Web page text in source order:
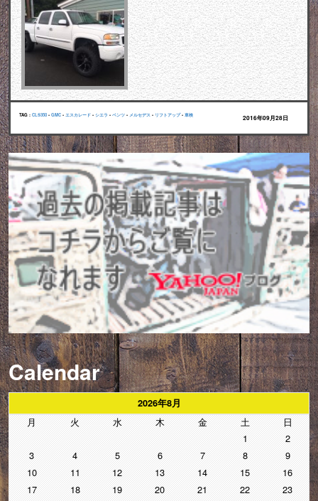
TAG : CLS350 • GMC • エスカレード • シエラ • ベンツ • メルセデス • リフトアップ• 車検 2016年09月28日
Calendar
2026年8月
月 火 水 木 金 土
日
1
2
3
4 5 6 7 8
9
10
11 12 13 14 15
16
17
18 19 20 21 22
23